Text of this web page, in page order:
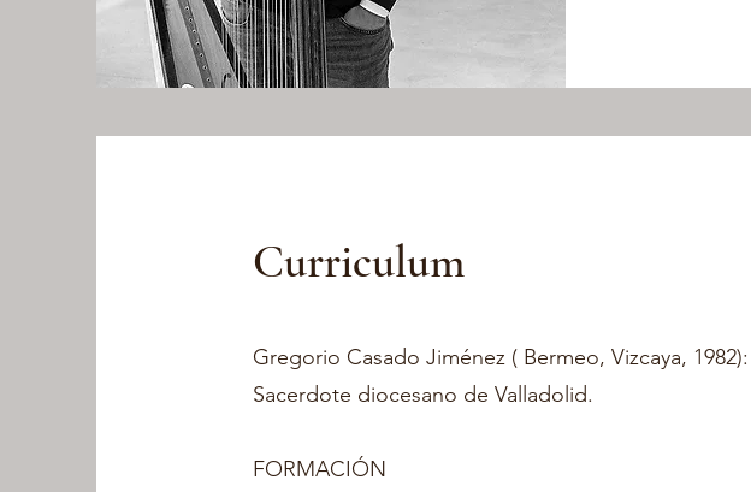
Curriculum
Gregorio Casado Jiménez ( Bermeo, Vizcaya, 1982):
Sacerdote diocesano de Valladolid.
FORMACIÓN